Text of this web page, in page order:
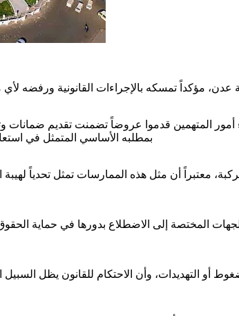
المتهمين قدموا عروضاً تضمنت تقديم ضمانات
بمطلبه الأساسي المتمثل في
معتبراً أن مثل هذه الممارسات تمثل تحدياً
المختصة إلى الاضطلاع بدورها في حماية